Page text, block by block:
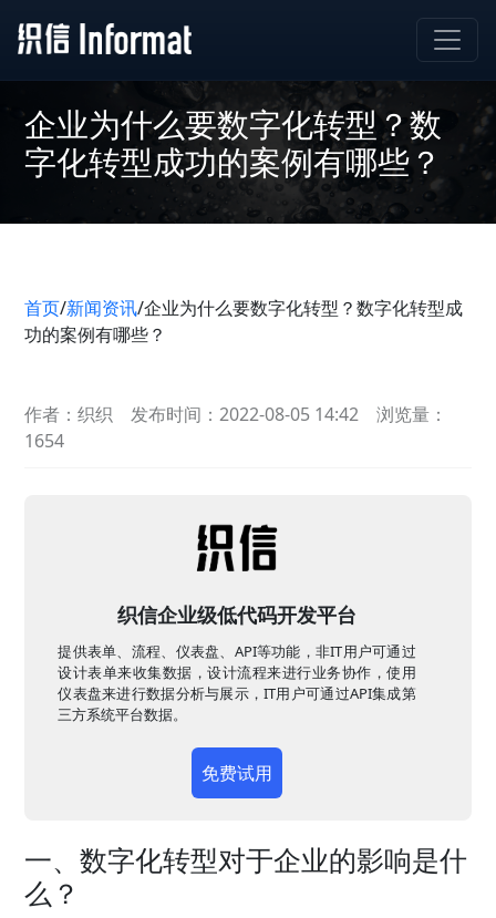
企业为什么要数字化转型？数
字化转型成功的案例有哪些？
首页/新闻资讯/企业为什么要数字化转型？数字化转型成
功的案例有哪些？
作者：织织 发布时间：2022-08-05 14:42
浏览量：
1654
织信企业级低代码开发平台
提供表单、流程、仪表盘、API等功能，非IT用户可通过
设计表单来收集数据，设计流程来进行业务协作，使用
仪表盘来进行数据分析与展示，IT用户可通过API集成第
三方系统平台数据。
免费试用
一、数字化转型对于企业的影响是什
么？